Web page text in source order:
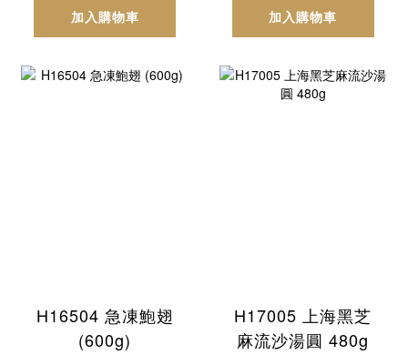
加入購物車 加入購物車
H16504 急凍鮑翅
(600g)
H17005 上海黑芝
麻流沙湯圓 480g